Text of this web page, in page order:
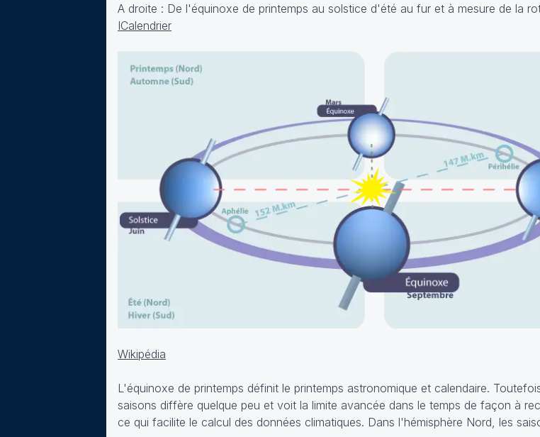
A droite : De l'équinoxe de printemps au solstice d'été au fur et à mesure de la
ICalendrier
Wikipédia
L'équinoxe de printemps définit le printemps astronomique et calendaire.
saisons diffère quelque peu et voit la limite avancée dans le temps de façon à
ce qui facilite le calcul des données climatiques. Dans l'hémisphère Nord, les